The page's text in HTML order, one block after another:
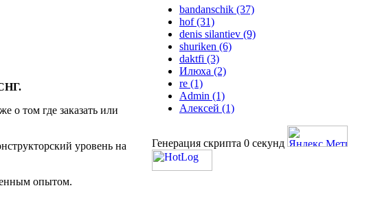
о том где заказать или
уровень на
опытом.
bandanschik (37)
hof (31)
denis silantiev (9)
shuriken (6)
daktfi (3)
Илюха (2)
re (1)
Admin (1)
Алексей (1)
Генерация скрипта 0 секунд